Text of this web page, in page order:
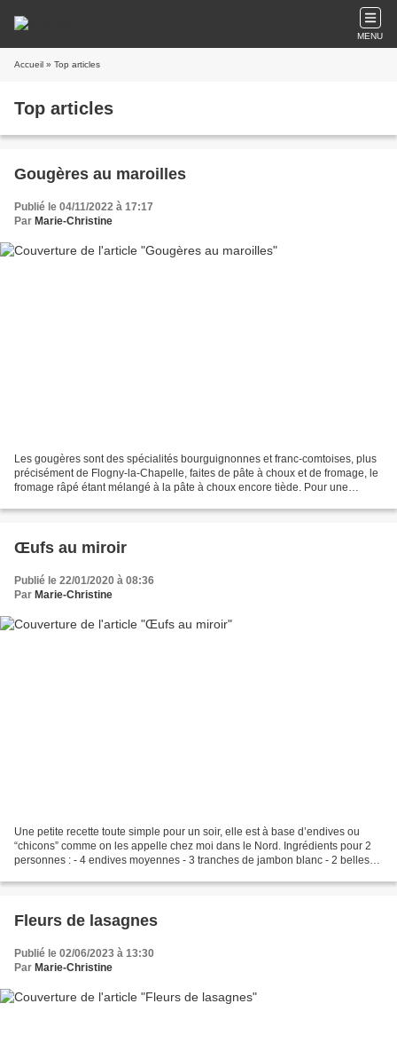
MENU
Accueil » Top articles
Top articles
Gougères au maroilles
Publié le 04/11/2022 à 17:17
Par Marie-Christine
Les gougères sont des spécialités bourguignonnes et franc-comtoises, plus
précisément de Flogny-la-Chapelle, faites de pâte à choux et de fromage, le
fromage râpé étant mélangé à la pâte à choux encore tiède. Pour une
Œufs au miroir
Publié le 22/01/2020 à 08:36
Par Marie-Christine
Une petite recette toute simple pour un soir, elle est à base d’endives ou
“chicons” comme on les appelle chez moi dans le Nord. Ingrédients pour 2
personnes : - 4 endives moyennes - 3 tranches de jambon blanc - 2 belles
Fleurs de lasagnes
Publié le 02/06/2023 à 13:30
Par Marie-Christine